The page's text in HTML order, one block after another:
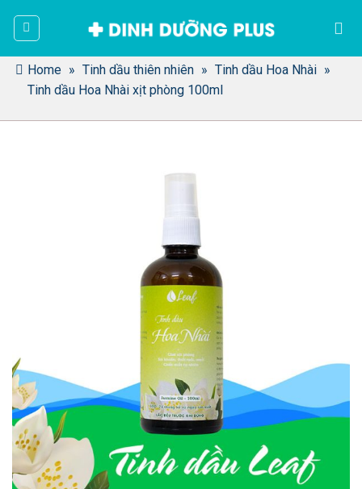
dung Home » Tinh dầu thiên nhiên » Tinh dầu Hoa Nhài »
Tinh dầu Hoa Nhài xịt phòng 100ml